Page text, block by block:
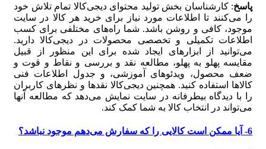
پاسخ: کارشناسان بخش تولید محتوای دیجی‌کالا تمام تلاش خود
را می‏‌کنند تا اطلاعات مورد نیاز برای خرید هر کالا در سایت
موجود، کافی و روشن باشد. شما راه‌‏های مختلفی برای کسب
اطلاعات تکمیلی و تخصصی محصولات در دیجی‌کالا دارید.
می‌‏توانید از ابزارهای ایجاد شده برای این منظور از قبیل
مقایسه پهلو به پهلو، مطالعه نقد و بررسی و نقاط و قوت و
ضعف محصول، ویدئوهای آموزشی، و جدول اطلاعات فنی
کالاها استفاده کنید. همچنین دیجی‌کالا نقدها و نظرهای کاربران
را با دیدگاه بی‏طرفانه در سایت نمایش می‏‌دهد که مطالعه آنها
می‏‌تواند در انتخاب کالا به شما کمک کند.
6- آیا ممکن است کالایی را که سفارش می‏‌دهم موجود نباشد؟